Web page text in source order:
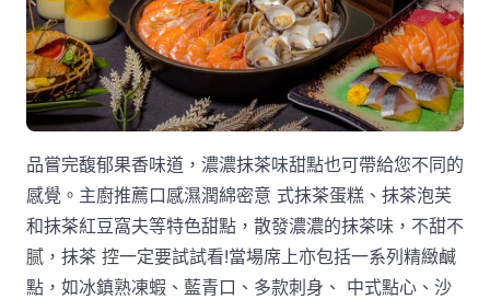
品嘗完馥郁果香味道，濃濃抹茶味甜點也可帶給您不同的
感覺。主廚推薦口感濕潤綿密意 式抹茶蛋糕、抹茶泡芙
和抹茶紅豆窩夫等特色甜點，散發濃濃的抹茶味，不甜不
腻，抹茶 控一定要試試看!當場席上亦包括一系列精緻鹹
點，如冰鎮熟凍蝦、藍青口、多款刺身、 中式點心、沙